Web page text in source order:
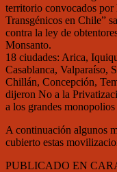
territorio convocados
Transgénicos en Chile”
contra la ley de
Monsanto.
18 ciudades: Arica,
Casablanca, Valparaíso,
Chillán, Concepción,
dijeron No a la
a los grandes
A continuación algunos
cubierto estas
PUBLICADO EN